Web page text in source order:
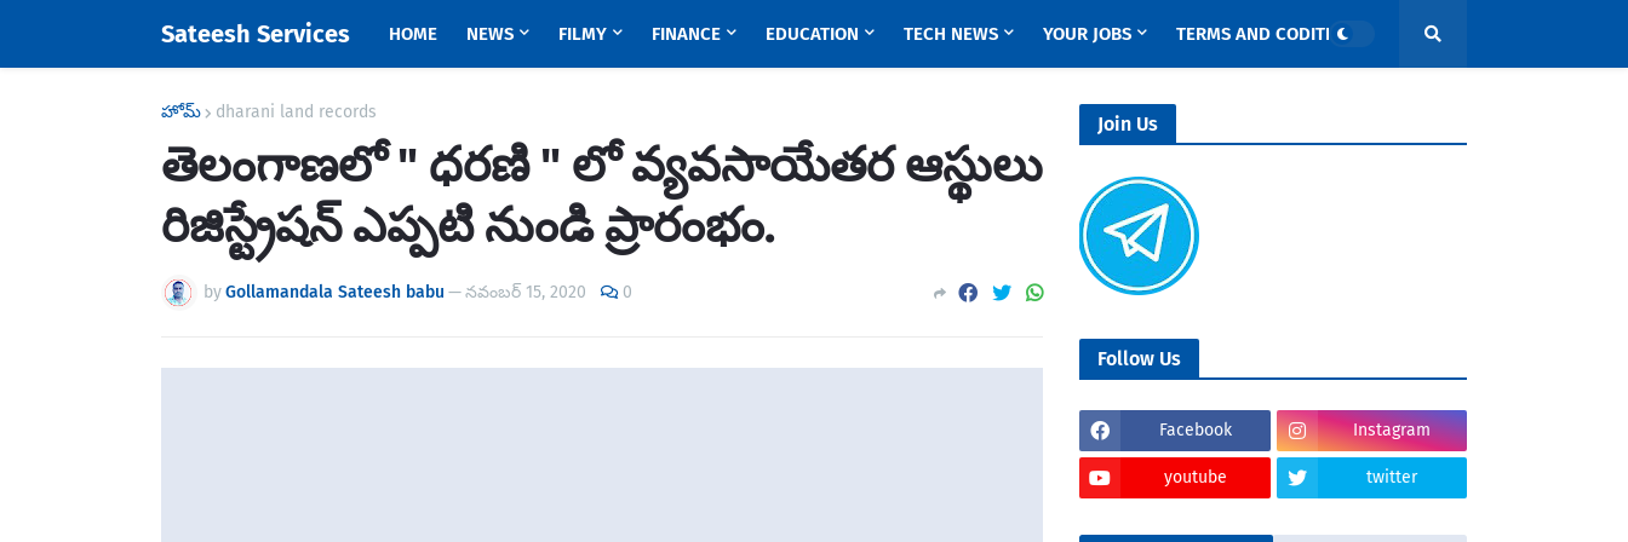
Sateesh Services HOME NEWS FILMY FINANCE EDUCATION TECH NEWS YOUR JOBS TERMS AND CODITIONS
హోమ్ dharani land records
తెలంగాణలో " ధరణి " లో వ్యవసాయేతర ఆస్థులు
రిజిస్ట్రేషన్ ఎప్పటి నుండి ప్రారంభం.
byGollamandala Sateesh babu —నవంబర్ 15, 2020 0
Join Us
Follow Us
Facebook Instagram
youtube twitter